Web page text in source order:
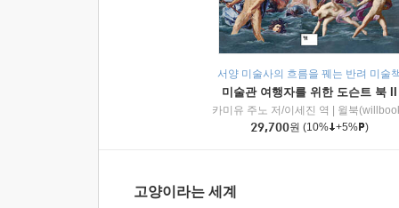
서양 미술사의 흐름을 꿰는 반려 미술
미술관 여행자를 위한 도슨트 북 II
카미유 주노 저/이세진 역
윌북
29,700원 (10% +5% )
고양이라는 세계